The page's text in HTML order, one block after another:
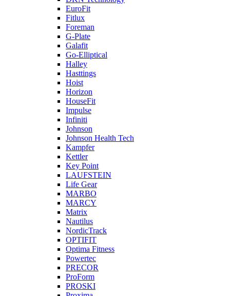
EuroFit
Fitlux
Foreman
G-Plate
Galafit
Go-Elliptical
Halley
Hasttings
Hoist
Horizon
HouseFit
Impulse
Infiniti
Johnson
Johnson Health Tech
Kampfer
Kettler
Key Point
LAUFSTEIN
Life Gear
MARBO
MARCY
Matrix
Nautilus
NordicTrack
OPTIFIT
Optima Fitness
Powertec
PRECOR
ProForm
PROSKI